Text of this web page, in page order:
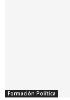
Formación Política